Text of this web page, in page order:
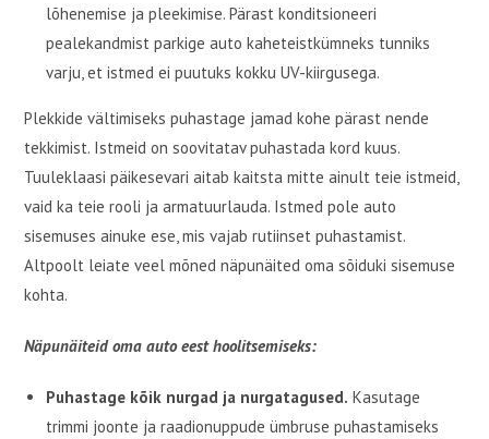
lõhenemise ja pleekimise. Pärast konditsioneeri
pealekandmist parkige auto kaheteistkümneks tunniks
varju, et istmed ei puutuks kokku UV-kiirgusega.
Plekkide vältimiseks puhastage jamad kohe pärast nende
tekkimist. Istmeid on soovitatav puhastada kord kuus.
Tuuleklaasi päikesevari aitab kaitsta mitte ainult teie istmeid,
vaid ka teie rooli ja armatuurlauda. Istmed pole auto
sisemuses ainuke ese, mis vajab rutiinset puhastamist.
Altpoolt leiate veel mõned näpunäited oma sõiduki sisemuse
kohta.
Näpunäiteid oma auto eest hoolitsemiseks:
Puhastage kõik nurgad ja nurgatagused. Kasutage
trimmi joonte ja raadionuppude ümbruse puhastamiseks